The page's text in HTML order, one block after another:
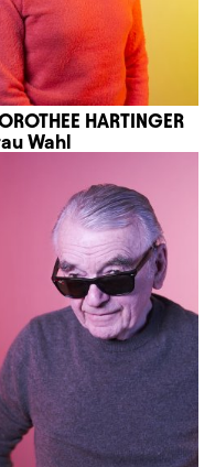
HARTINGER
Wahl